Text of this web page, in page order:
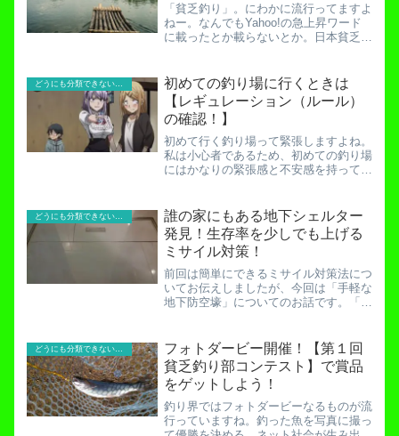
「貧乏釣り」。にわかに流行ってますよ
ねー。なんでもYahoo!の急上昇ワード
に載ったとか載らないとか。日本貧乏釣
している私にとっては大変嬉しく思いま
す。さて、グリーン...
どうにも分類できないお役立ち記事！
初めての釣り場に行くときは
【レギュレーション（ルール）
の確認！】
初めて行く釣り場って緊張しますよね。
私は小心者であるため、初めての釣り場
にはかなりの緊張感と不安感を持って臨
にネットをチェックしないと怖くて行け
ません。いわゆる「レギュ...
どうにも分類できないお役立ち記事！
誰の家にもある地下シェルター
発見！生存率を少しでも上げる
ミサイル対策！
前回は簡単にできるミサイル対策法につ
いてお伝えしましたが、今回は「手軽な
地下防空壕」についてのお話です。「地
法！生存率２０％アップ！？核ミサイル
には「地下」が最強だとい...
フォトダービー開催！【第１回
貧乏釣り部コンテスト】で賞品
をゲットしよう！
釣り界ではフォトダービーなるものが流
行っていますね。釣った魚を写真に撮っ